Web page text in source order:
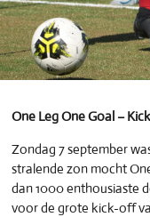
One Leg One Goal –
Zondag 7 september
stralende zon mocht
dan 1000 enthousiaste
voor de grote kick-off